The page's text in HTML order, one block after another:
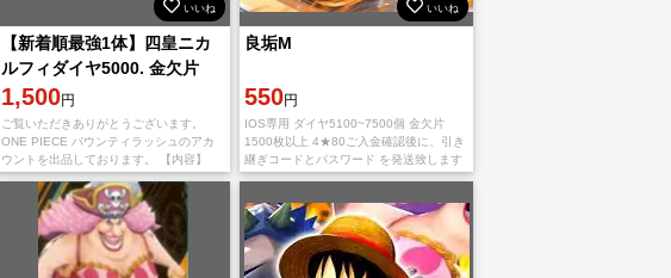
いいね
【新着順最強1体】四皇ニカ
ルフィダイヤ5000. 金欠片
1601機種 IOS
1,500円
ご覧いただきありがとうございます。
ONE PIECE バウンティラッシュのアカ
ウントを出品しております。 【内容】
IOS初期垢 四皇ニカルフィ ダイヤ
5000~6500個 金欠片1600~1800
いいね
良垢M
550円
IOS専用 ダイヤ5100~7500個 金欠片
1500枚以上 4★80ご入金確認後に、引き
継ぎコードとパスワード を発送致します
ご利用、心よりお待ちしております。 多